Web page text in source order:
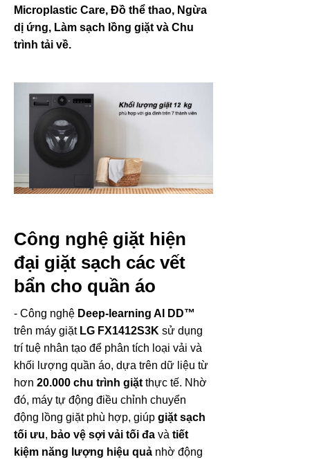
Microplastic Care, Đồ thể thao, Ngừa
dị ứng, Làm sạch lồng giặt và Chu
trình tải về.
Công nghệ giặt hiện
đại giặt sạch các vết
bẩn cho quần áo
- Công nghệ Deep-learning AI DD™
trên máy giặt LG FX1412S3K sử dụng
trí tuệ nhân tạo để phân tích loại vải và
khối lượng quần áo, dựa trên dữ liệu từ
hơn 20.000 chu trình giặt thực tế. Nhờ
đó, máy tự động điều chỉnh chuyển
động lồng giặt phù hợp, giúp giặt sạch
tối ưu, bảo vệ sợi vải tối đa và tiết
kiệm năng lượng hiệu quả nhờ động